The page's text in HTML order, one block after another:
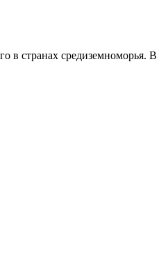
в странах средиземноморья. В